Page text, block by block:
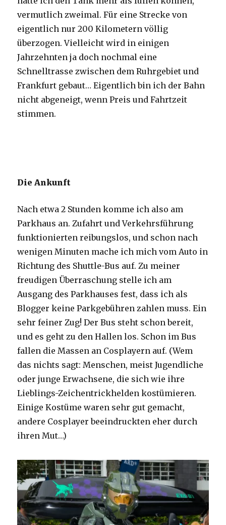
vermutlich zweimal. Für eine Strecke von
eigentlich nur 200 Kilometern völlig
überzogen. Vielleicht wird in einigen
Jahrzehnten ja doch nochmal eine
Schnelltrasse zwischen dem Ruhrgebiet und
Frankfurt gebaut… Eigentlich bin ich der Bahn
nicht abgeneigt, wenn Preis und Fahrtzeit
stimmen.
Die Ankunft
Nach etwa 2 Stunden komme ich also am
Parkhaus an. Zufahrt und Verkehrsführung
funktionierten reibungslos, und schon nach
wenigen Minuten mache ich mich vom Auto in
Richtung des Shuttle-Bus auf. Zu meiner
freudigen Überraschung stelle ich am
Ausgang des Parkhauses fest, dass ich als
Blogger keine Parkgebühren zahlen muss. Ein
sehr feiner Zug! Der Bus steht schon bereit,
und es geht zu den Hallen los. Schon im Bus
fallen die Massen an Cosplayern auf. (Wem
das nichts sagt: Menschen, meist Jugendliche
oder junge Erwachsene, die sich wie ihre
Lieblings-Zeichentrickhelden kostümieren.
Einige Kostüme waren sehr gut gemacht,
andere Cosplayer beeindruckten eher durch
ihren Mut…)